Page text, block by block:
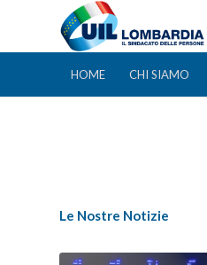
HOME CHI SIAMO
Le Nostre Notizie